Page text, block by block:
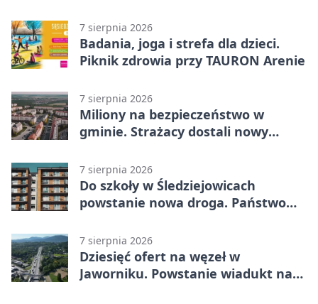
7 sierpnia 2026
Badania, joga i strefa dla dzieci.
Piknik zdrowia przy TAURON Arenie
7 sierpnia 2026
Miliony na bezpieczeństwo w
gminie. Strażacy dostali nowy
7 sierpnia 2026
Do szkoły w Śledziejowicach
powstanie nowa droga. Państwo
7 sierpnia 2026
Dziesięć ofert na węzeł w
Jaworniku. Powstanie wiadukt nad